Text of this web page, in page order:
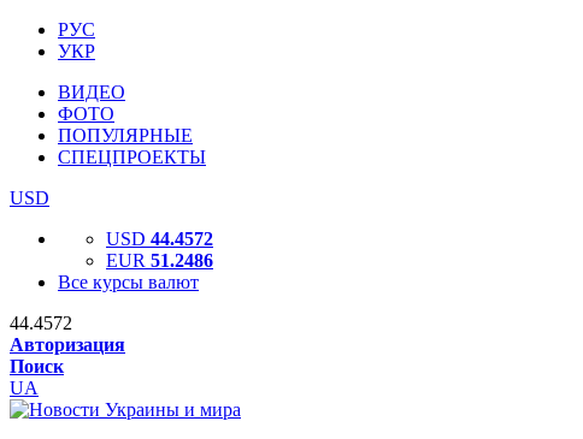
РУС
УКР
ВИДЕО
ФОТО
ПОПУЛЯРНЫЕ
СПЕЦПРОЕКТЫ
USD
USD 44.4572
EUR 51.2486
Все курсы валют
44.4572
Авторизация
Поиск
UA